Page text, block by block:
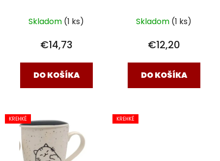
Skladom (1 ks)
€14,73
DO KOŠÍKA
Skladom (1 ks)
€12,20
DO KOŠÍKA
KREHKÉ KREHKÉ